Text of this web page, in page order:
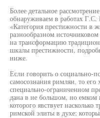
Более детальное
обнаруживаем в работах Г.С.
«Категория престижности в
разнообразном
на трансформацию
шкалы престижности,
ниже.
Если говорить о социально-
самосознания римлян, то его
специально-ограниченном
дана в не большом, но
которого явствует насколько
римской элиты в духе;